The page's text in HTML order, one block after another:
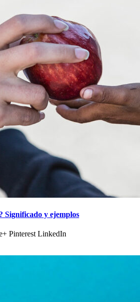
Significado y ejemplos
Pinterest LinkedIn